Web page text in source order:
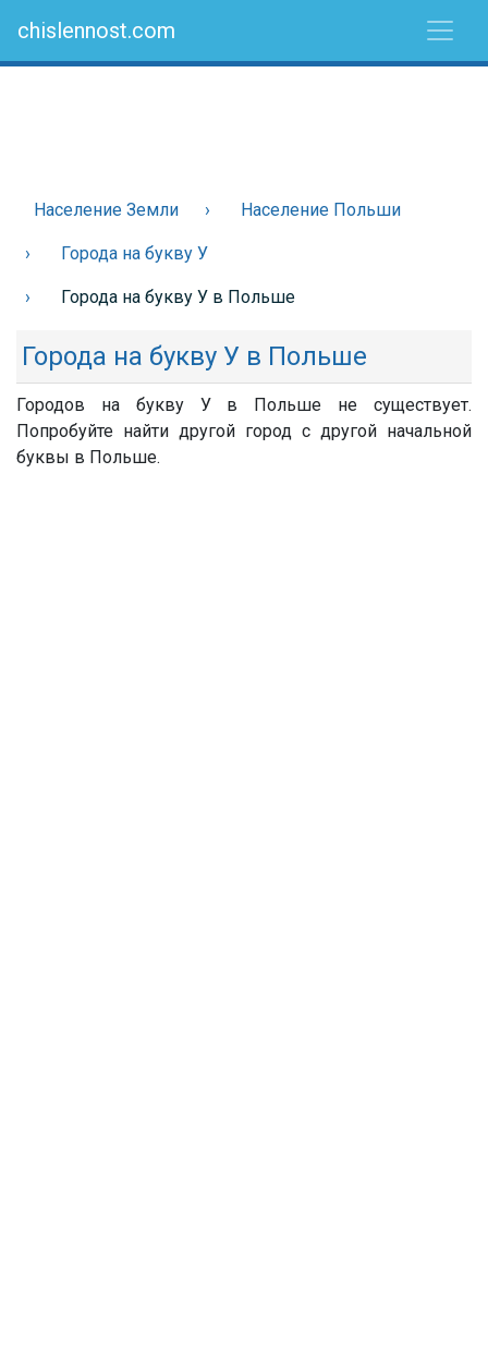
chislennost.com
Население Земли Население Польши
Города на букву У
Города на букву У в Польше
Города на букву У в Польше
Городов на букву У в Польше не существует.
Попробуйте найти другой город с другой начальной
буквы в Польше.